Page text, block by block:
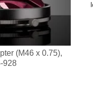
(M46 x 0.75),
928